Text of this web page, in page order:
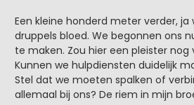
Een kleine honderd meter verder,
druppels bloed. We begonnen ons
te maken. Zou hier een pleister nog
Kunnen we hulpdiensten duidelijk
Stel dat we moeten spalken of
allemaal bij ons? De riem in mijn